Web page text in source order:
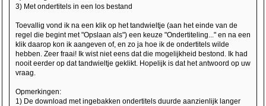
3) Met ondertitels in een los bestand
Toevallig vond ik na een klik op het tandwieltje (aan het einde van de
regel die begint met "Opslaan als") een keuze "Ondertiteling..." en na een
klik daarop kon ik aangeven of, en zo ja hoe ik de ondertitels wilde
hebben. Zeer fraai! Ik wist niet eens dat die mogelijkheid bestond. Ik had
nooit eerder op dat tandwieltje geklikt. Hopelijk is dat het antwoord op uw
vraag.
Opmerkingen:
1) De download met ingebakken ondertitels duurde aanzienlijk langer